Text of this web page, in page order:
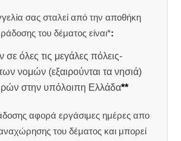
σας σταλεί από την αποθήκη
του δέματος είναι*:
όλες τις μεγάλες πόλεις-
νομών (εξαιρούνται τα νησιά)
στην υπόλοιπη Ελλάδα**
αφορά εργάσιμες ημέρες απο
του δέματος και μπορεί